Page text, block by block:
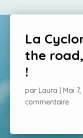
La
the
!
par Laura Mai 7,
commentaire